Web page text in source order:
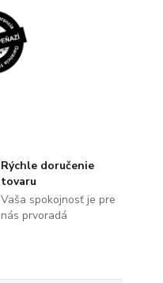
Rýchle doručenie
tovaru
Vaša spokojnosť je pre
nás prvoradá